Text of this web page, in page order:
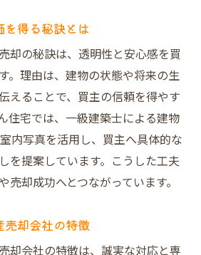
信頼されるサポート体制
フターケアが選ばれる理由
も続く手厚いサポート内容
タッフが安心を提供
おけるトラブル対応も万全
却の秘訣を実体験から学ぶ
験から学ぶ不動産売却のコツ
役立つポイントを徹底解説
得る秘訣とは
却の秘訣は、透明性と安心感を買
。理由は、建物の状態や将来の生
えることで、買主の信頼を得やす
住宅では、一級建築士による建物
内写真を活用し、買主へ具体的な
を提案しています。こうした工夫
却成功へとつながっています。
却会社の特徴